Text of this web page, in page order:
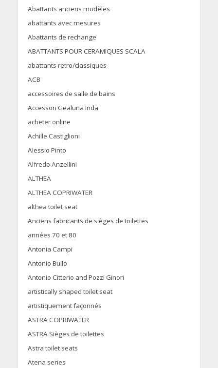
Abattants anciens modèles
abattants avec mesures
Abattants de rechange
ABATTANTS POUR CERAMIQUES SCALA
abattants retro/classiques
ACB
accessoires de salle de bains
Accessori Gealuna Inda
acheter online
Achille Castiglioni
Alessio Pinto
Alfredo Anzellini
ALTHEA
ALTHEA COPRIWATER
althea toilet seat
Anciens fabricants de sièges de toilettes
années 70 et 80
Antonia Campi
Antonio Bullo
Antonio Citterio and Pozzi Ginori
artistically shaped toilet seat
artistiquement façonnés
ASTRA COPRIWATER
ASTRA Sièges de toilettes
Astra toilet seats
Atena series